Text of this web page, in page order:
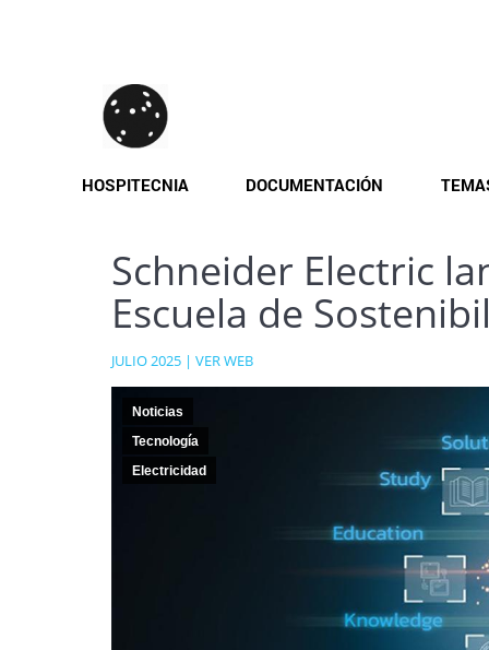
HOSPITECNIA DOCUMENTACIÓN
Schneider Electric
Escuela de
JULIO 2025 | VER WEB
Noticias
Tecnología
Electricidad